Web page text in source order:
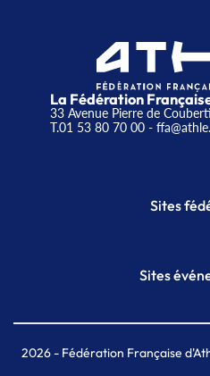
La Fédération
33 Avenue Pierre de
T.01 53 80 70 00-
Sites
Plateforme
Sites
Meeting de
MAIF
2026- Fédération Française